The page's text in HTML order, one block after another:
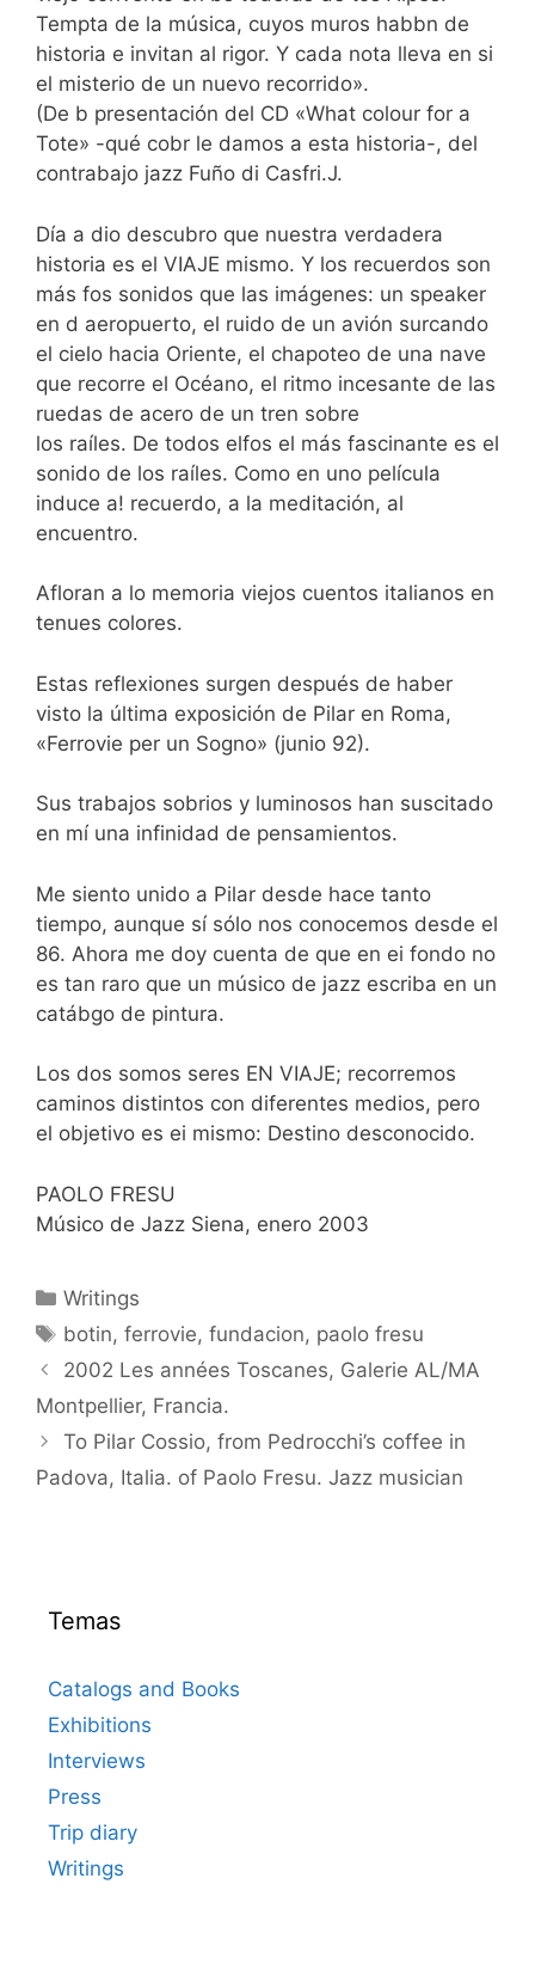
Tempta de la música, cuyos muros habbn de
historia e invitan al rigor. Y cada nota lleva en si
el misterio de un nuevo recorrido».
(De b presentación del CD «What colour for a
Tote» -qué cobr le damos a esta historia-, del
contrabajo jazz Fuño di Casfri.J.
Día a dio descubro que nuestra verdadera
historia es el VIAJE mismo. Y los recuerdos son
más fos sonidos que las imágenes: un speaker
en d aeropuerto, el ruido de un avión surcando
el cielo hacia Oriente, el chapoteo de una nave
que recorre el Océano, el ritmo incesante de las
ruedas de acero de un tren sobre
los raíles. De todos elfos el más fascinante es el
sonido de los raíles. Como en uno película
induce a! recuerdo, a la meditación, al
encuentro.
Afloran a lo memoria viejos cuentos italianos en
tenues colores.
Estas reflexiones surgen después de haber
visto la última exposición de Pilar en Roma,
«Ferrovie per un Sogno» (junio 92).
Sus trabajos sobrios y luminosos han suscitado
en mí una infinidad de pensamientos.
Me siento unido a Pilar desde hace tanto
tiempo, aunque sí sólo nos conocemos desde el
86. Ahora me doy cuenta de que en ei fondo no
es tan raro que un músico de jazz escriba en un
catábgo de pintura.
Los dos somos seres EN VIAJE; recorremos
caminos distintos con diferentes medios, pero
el objetivo es ei mismo: Destino desconocido.
PAOLO FRESU
Músico de Jazz Siena, enero 2003
Categorías
Writings
Etiquetas
botin,ferrovie,fundacion, paolo fresu
2002 Les années Toscanes, Galerie AL/MA
Montpellier, Francia.
To Pilar Cossio, from Pedrocchi’s coffee in
Padova, Italia. of Paolo Fresu. Jazz musician
Temas
Catalogs and Books
Exhibitions
Interviews
Press
Trip diary
Writings